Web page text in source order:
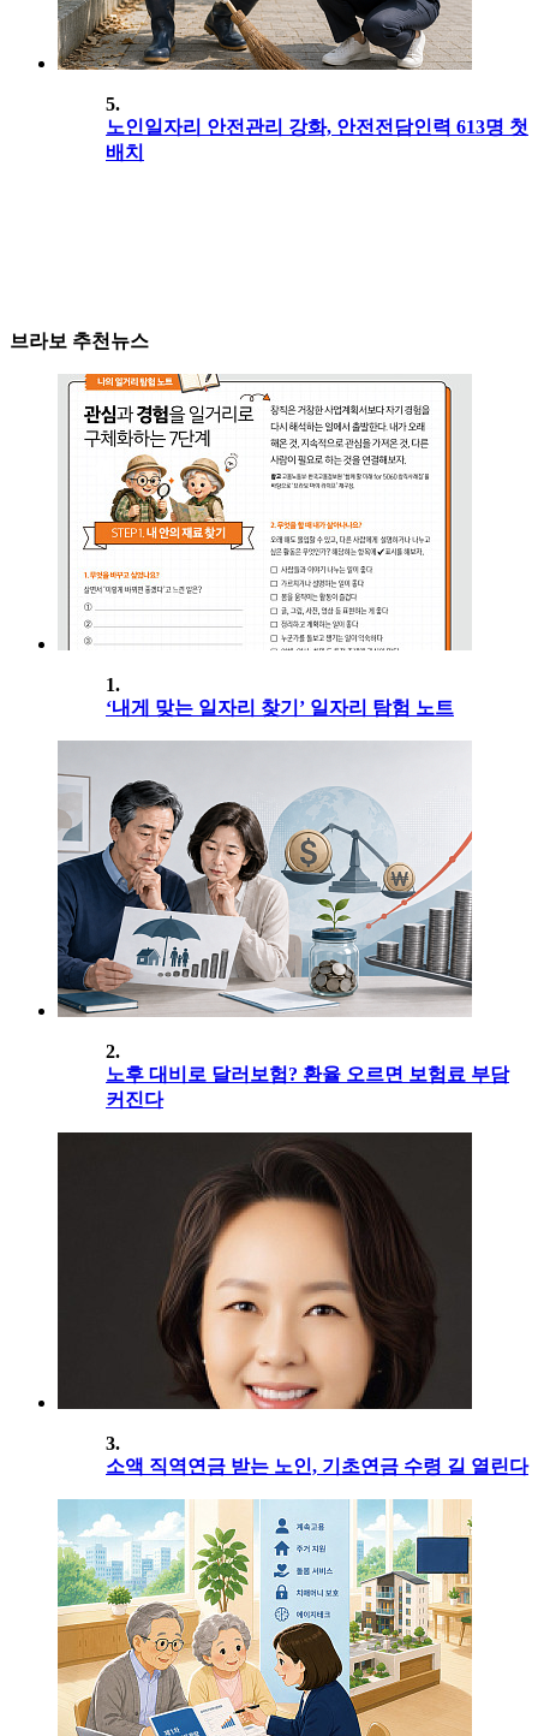
5.
노인일자리 안전관리 강화, 안전전담인력 613명 첫
배치
브라보 추천뉴스
1.
‘내게 맞는 일자리 찾기’ 일자리 탐험 노트
2.
노후 대비로 달러보험? 환율 오르면 보험료 부담
커진다
3.
소액 직역연금 받는 노인, 기초연금 수령 길 열린다